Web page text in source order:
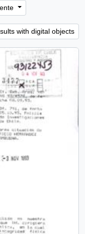
with digital objects